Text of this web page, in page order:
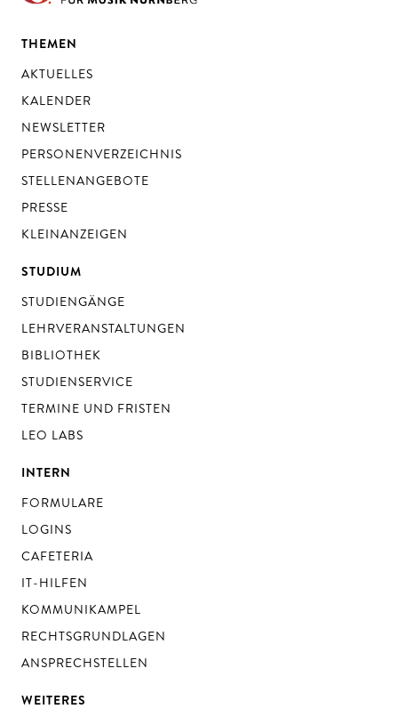
THEMEN
AKTUELLES
KALENDER
NEWSLETTER
PERSONENVERZEICHNIS
STELLENANGEBOTE
PRESSE
KLEINANZEIGEN
STUDIUM
STUDIENGÄNGE
LEHRVERANSTALTUNGEN
BIBLIOTHEK
STUDIENSERVICE
TERMINE UND FRISTEN
LEO LABS
INTERN
FORMULARE
LOGINS
CAFETERIA
IT-HILFEN
KOMMUNIKAMPEL
RECHTSGRUNDLAGEN
ANSPRECHSTELLEN
WEITERES